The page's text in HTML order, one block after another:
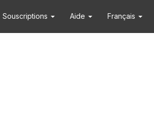
Souscriptions Aide Français